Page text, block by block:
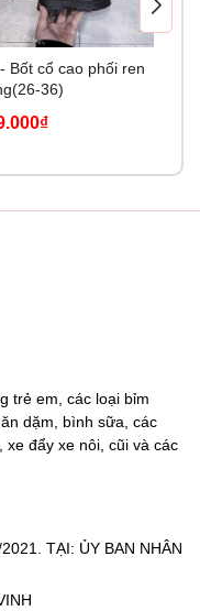
Bốt cổ cao phối ren
36)
trẻ em, các loại bỉm
dặm, bình sữa, các
xe đẩy xe nôi, cũi và các
TẠI: ỦY BAN NHÂN